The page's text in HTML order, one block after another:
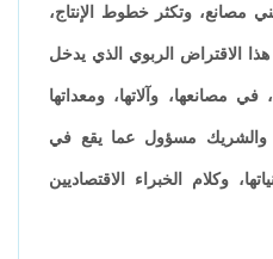
مصانع، وتكثر خطوط الإنتاج،
الاقتراض الربوي الذي يدخل
مصانعها، وآلاتها، ومعداتها
والشريك مسؤول عما يقع في
وكلام الخبراء الاقتصاديين